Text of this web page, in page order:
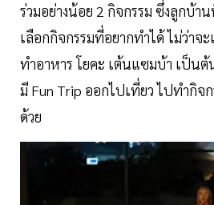
ร่วมอย่างน้อย 2 กิจกรรม ซึ่งลูกบ้า
เลือกกิจกรรมที่อยากทำได้ ไม่ว่า
ทำอาหาร โยคะ เต้นแซมบ้า เป็น
มี Fun Trip ออกไปเที่ยว ไปทำกิจ
ด้วย